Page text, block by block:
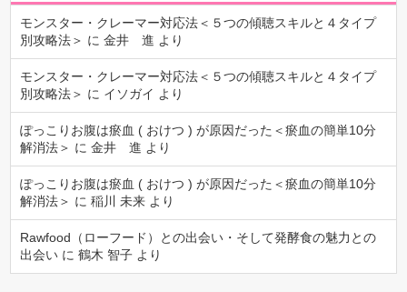
モンスター・クレーマー対応法＜５つの傾聴スキルと４タイプ
別攻略法＞ に金井 進 より
モンスター・クレーマー対応法＜５つの傾聴スキルと４タイプ
別攻略法＞ に イソガイ より
ぽっこりお腹は瘀血 ( おけつ ) が原因だった＜瘀血の簡単10分
解消法＞ に金井 進 より
ぽっこりお腹は瘀血 ( おけつ ) が原因だった＜瘀血の簡単10分
解消法＞ に稲川 未来 より
Rawfood（ローフード）との出会い・そして発酵食の魅力との
出会い に鶴木 智子 より